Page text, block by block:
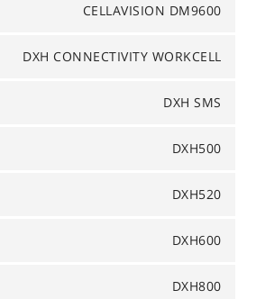
CELLAVISION DM9600
DXH CONNECTIVITY WORKCELL
DXH SMS
DXH500
DXH520
DXH600
DXH800